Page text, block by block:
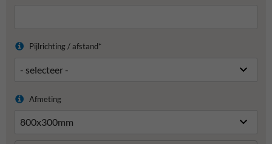
Pijlrichting / afstand*
Afmeting